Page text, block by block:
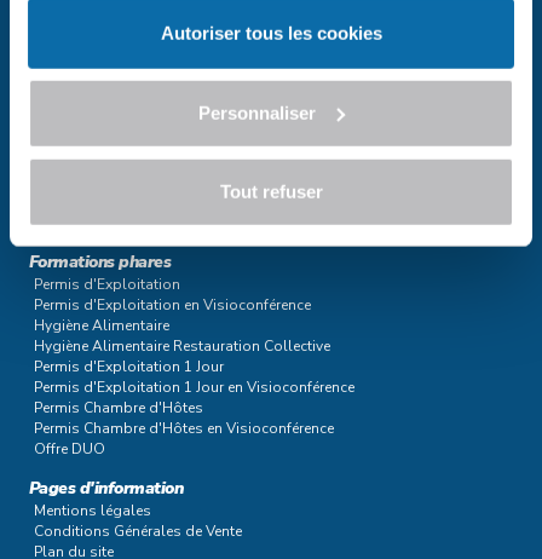
Autoriser tous les cookies
Personnaliser
Tout refuser
02 61 79 01 13 Nord-Ouest
05 86 28 02 51 Sud-Ouest
Formations phares
Permis d'Exploitation
Permis d'Exploitation en Visioconférence
Hygiène Alimentaire
Hygiène Alimentaire Restauration Collective
Permis d'Exploitation 1 Jour
Permis d'Exploitation 1 Jour en Visioconférence
Permis Chambre d'Hôtes
Permis Chambre d'Hôtes en Visioconférence
Offre DUO
Pages d'information
Mentions légales
Conditions Générales de Vente
Plan du site